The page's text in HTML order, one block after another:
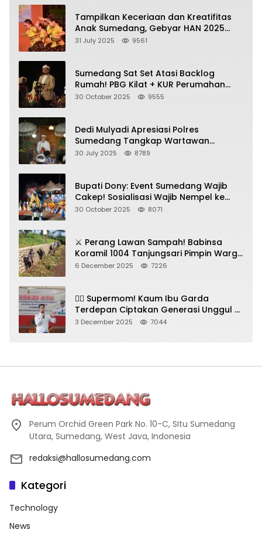
Tampilkan Keceriaan dan Kreatifitas
Anak Sumedang, Gebyar HAN 2025
Dihadiri Bupati dan Wabup
31 July 2025 9561
Sumedang Sat Set Atasi Backlog
Rumah! PBG Kilat + KUR Perumahan
Jadi Kunci!
30 October 2025 9555
Dedi Mulyadi Apresiasi Polres
Sumedang Tangkap Wartawan
Gadungan Pemeras Kades
30 July 2025 8789
Bupati Dony: Event Sumedang Wajib
Cakep! Sosialisasi Wajib Nempel ke
Seni Budaya!
30 October 2025 8071
⚔️ Perang Lawan Sampah! Babinsa
Koramil 1004 Tanjungsari Pimpin Warga
Bersihkan Gorong-Gorong & Plastik
6 December 2025 7226
🦸‍♀️ Supermom! Kaum Ibu Garda
Terdepan Ciptakan Generasi Unggul di
Sumedang
3 December 2025 7044
Perum Orchid Green Park No. 10-C, SItu Sumedang
Utara, Sumedang, West Java, Indonesia
redaksi@hallosumedang.com
Kategori
Technology
News